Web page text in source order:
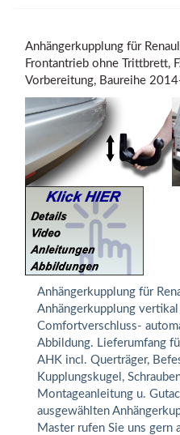
Anhängerkupplung für
Frontantrieb ohne Trittbrett,
Vorbereitung, Baureihe
Anhängerkupplung für
Anhängerkupplung vertikal
Comfortverschluss-
Abbildung. Lieferumfang
AHK incl. Querträger,
Kupplungskugel,
Montageanleitung u.
ausgewählten
Master rufen Sie uns gern